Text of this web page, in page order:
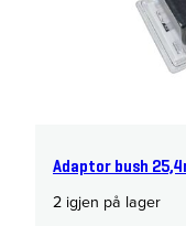
Adaptor bush
2 igjen på lager